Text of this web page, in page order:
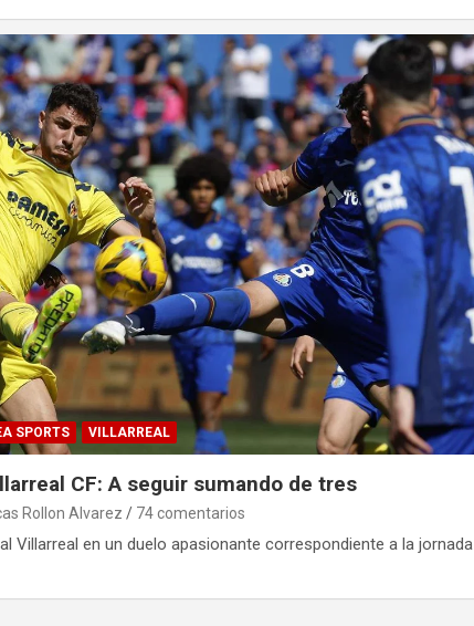
SPORTS VILLARREAL
CF: A seguir sumando de tres
Rollon Alvarez 74 comentarios
Villarreal en un duelo apasionante correspondiente a la jornada